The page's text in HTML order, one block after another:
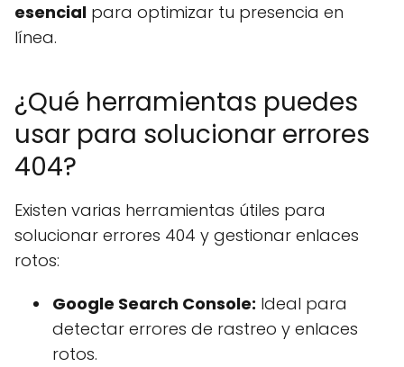
esencial para optimizar tu presencia en
línea.
¿Qué herramientas puedes
usar para solucionar errores
404?
Existen varias herramientas útiles para
solucionar errores 404 y gestionar enlaces
rotos:
Google Search Console: Ideal para
detectar errores de rastreo y enlaces
rotos.